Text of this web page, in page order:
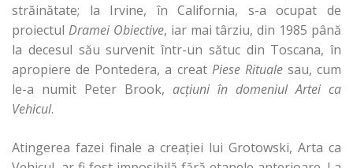
străinătate; la Irvine, în California, s-a ocupat de
proiectul Dramei Obiective, iar mai târziu, din 1985 până
la decesul său survenit într-un sătuc din Toscana, în
apropiere de Pontedera, a creat Piese Ritualesau, cum
le-a numit Peter Brook, acţiuni în domeniul Artei ca
Vehicul.
Atingerea fazei finale a creaţiei lui Grotowski, Arta ca